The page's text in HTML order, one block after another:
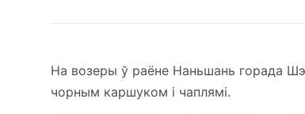
На возеры ў раёне Наньшань горада
чорным каршуком і чаплямі.